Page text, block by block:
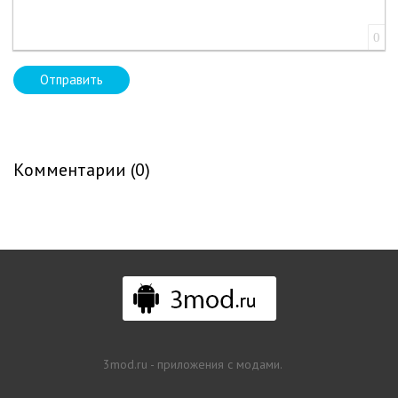
0
Отправить
Комментарии (0)
3mod.ru - приложения с модами.